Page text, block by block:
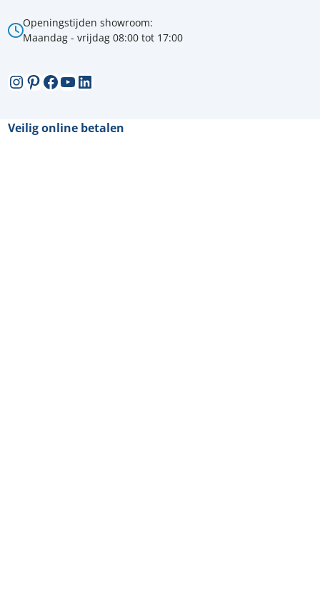
Openingstijden showroom:
Maandag - vrijdag 08:00 tot 17:00
Instagram
Pinterest
Facebook
YouTube
LinkedIn
Veilig online betalen